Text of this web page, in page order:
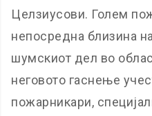
Целзиусови. Голем
непосредна близина
шумскиот дел во
неговото гаснење
пожарникари,